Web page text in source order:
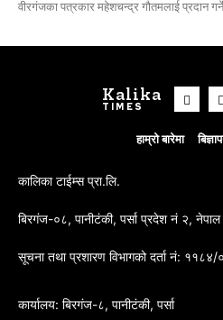
वीरगंजका पत्रकार महेशचन्द्र गौतमलाई प्रदान
Kalika
TIMES
हाम्रो बारेमा
कालिका टाईम्स प्रा.लि.
बिरगंज-०८, पानीटंकी, पर्सा प्रदेश नं २, नेपाल
सूचना तथा प्रशारण विभागको दर्ता नं:
कार्यालय: बिरगंज-८, पानीटंकी, पर्सा